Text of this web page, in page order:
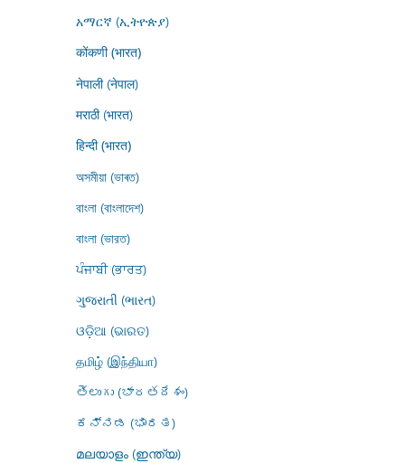
አማርኛ (ኢትዮጵያ)
कोंकणी (भारत)
नेपाली (नेपाल)
मराठी (भारत)
हिन्दी (भारत)
অসমীয়া (ভাৰত)
বাংলা (বাংলাদেশ)
বাংলা (ভারত)
ਪੰਜਾਬੀ (ਭਾਰਤ)
ગુજરાતી (ભારત)
ଓଡ଼ିଆ (ଭାରତ)
தமிழ் (இந்தியா)
తెలుగు (భారతదేశం)
ಕನ್ನಡ (ಭಾರತ)
മലയാളം (ഇന്ത്യ)